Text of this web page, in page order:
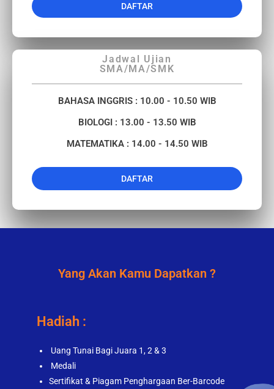
DAFTAR
Jadwal Ujian
SMA/MA/SMK
BAHASA INGGRIS : 10.00 - 10.50 WIB
BIOLOGI : 13.00 - 13.50 WIB
MATEMATIKA : 14.00 - 14.50 WIB
DAFTAR
Yang Akan Kamu Dapatkan ?
Hadiah :
Uang Tunai Bagi Juara 1, 2 & 3
Medali
Sertifikat & Piagam Penghargaan Ber-Barcode